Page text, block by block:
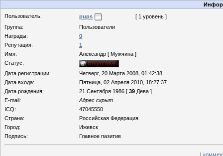
Пользователь:
pups
[ 1 уровень ]
Группа:
Пользователи
Награды:
0
Репутация:
1
Имя:
Александр [ Мужчина ]
Статус:
Дата регистрации:
Четверг, 20 Марта 2008, 01:42:38
Дата входа:
Пятница, 02 Апреля 2010, 18:27:37
Дата рождения:
21 Сентября 1986 [ 39 Дева ]
E-mail:
Адрес скрыт
ICQ:
47045550
Страна:
Российская Федерация
Город:
Ижевск
Подпись:
Главное пазитив
|